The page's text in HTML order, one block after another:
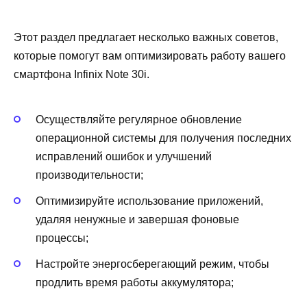
Этот раздел предлагает несколько важных советов,
которые помогут вам оптимизировать работу вашего
смартфона Infinix Note 30i.
Осуществляйте регулярное обновление
операционной системы для получения последних
исправлений ошибок и улучшений
производительности;
Оптимизируйте использование приложений,
удаляя ненужные и завершая фоновые
процессы;
Настройте энергосберегающий режим, чтобы
продлить время работы аккумулятора;